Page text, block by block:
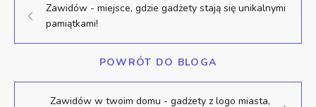
Zawidów - miejsce, gdzie gadżety stają się unikalnymi
pamiątkami!
POWRÓT DO BLOGA
Zawidów w twoim domu - gadżety z logo miasta,